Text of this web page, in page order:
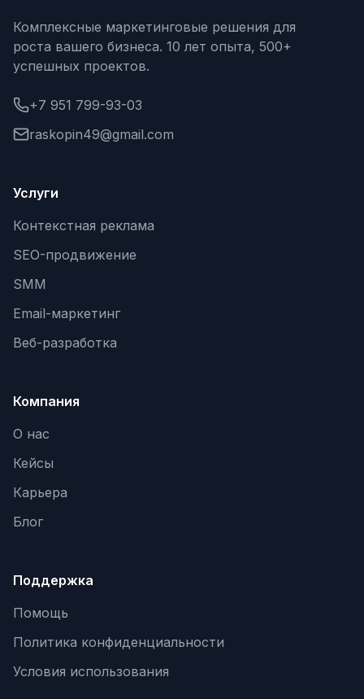
Комплексные маркетинговые решения для
роста вашего бизнеса. 10 лет опыта, 500+
успешных проектов.
+7 951 799-93-03
raskopin49@gmail.com
Услуги
Контекстная реклама
SEO-продвижение
SMM
Email-маркетинг
Веб-разработка
Компания
О нас
Кейсы
Карьера
Блог
Поддержка
Помощь
Политика конфиденциальности
Условия использования